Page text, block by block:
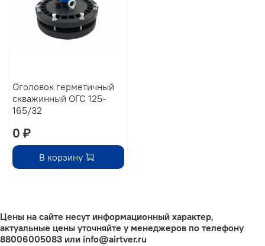
Оголовок герметичный
скважинный ОГС 125-
165/32
0 ₽
В корзину
Цены на сайте несут информационный характер,
актуальные цены уточняйте у менеджеров по телефону
88006005083 или info@airtver.ru